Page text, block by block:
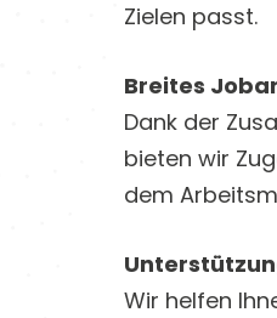
Zielen passt.
Breites
Dank der
bieten wir
dem
Wir helfen